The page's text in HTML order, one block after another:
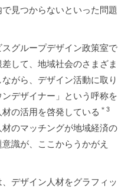
見つからないといった問題
グループデザイン政策室で
して、地域社会のさまざま
がら、デザイン活動に取り
デザイナー」という呼称を
の活用を啓発している ＊3
のマッチングが地域経済の
識が、ここからうかがえ
デザイン人材をグラフィッ